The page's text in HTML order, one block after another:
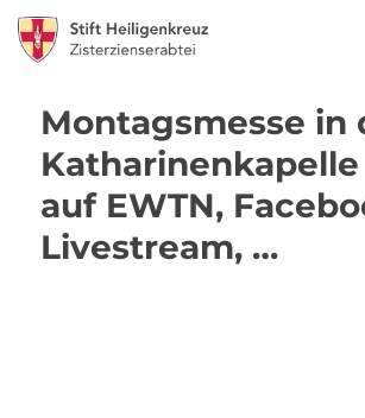
Montagsmesse in
Katharinenkapelle
auf EWTN,
Livestream, …